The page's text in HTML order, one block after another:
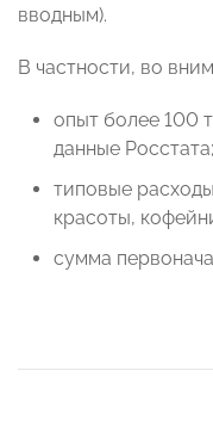
вводным).
В частности, во
опыт более 100
данные Росстата;
типовые
красоты,
сумма